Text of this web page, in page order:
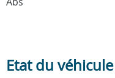
Etat du véhicule